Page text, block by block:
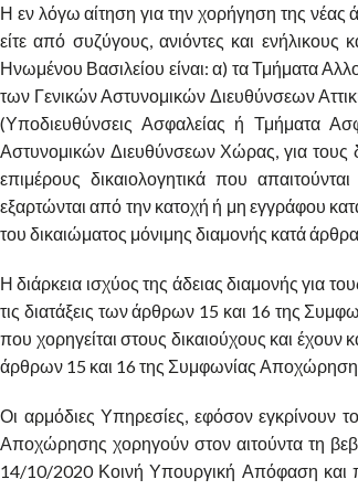
Η εν λόγω αίτηση για την χορήγηση της νέας
είτε από συζύγους, ανιόντες και
Ηνωμένου Βασιλείου είναι: α) τα Τμήματα
των Γενικών Αστυνομικών Διευθύνσεων
(Υποδιευθύνσεις Ασφαλείας ή Τμήματα
Αστυνομικών Διευθύνσεων Χώρας, για τους
επιμέρους δικαιολογητικά που
εξαρτώνται από την κατοχή ή μη εγγράφου
του δικαιώματος μόνιμης διαμονής κατά
Η διάρκεια ισχύος της άδειας διαμονής για
τις διατάξεις των άρθρων 15 και 16 της
που χορηγείται στους δικαιούχους και
άρθρων 15 και 16 της Συμφωνίας
Οι αρμόδιες Υπηρεσίες, εφόσον εγκρίνουν
Αποχώρησης χορηγούν στον αιτούντα τη
14/10/2020 Κοινή Υπουργική Απόφαση και